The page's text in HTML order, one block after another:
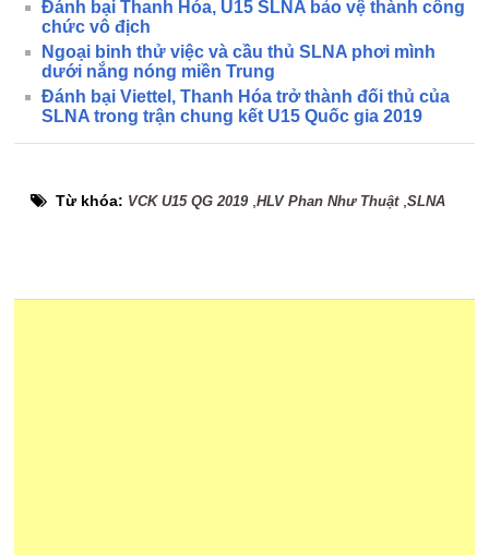
Đánh bại Thanh Hóa, U15 SLNA bảo vệ thành công
chức vô địch
Ngoại binh thử việc và cầu thủ SLNA phơi mình
dưới nắng nóng miền Trung
Đánh bại Viettel, Thanh Hóa trở thành đối thủ của
SLNA trong trận chung kết U15 Quốc gia 2019
Từ khóa: VCK U15 QG 2019,HLV Phan Như Thuật,SLNA